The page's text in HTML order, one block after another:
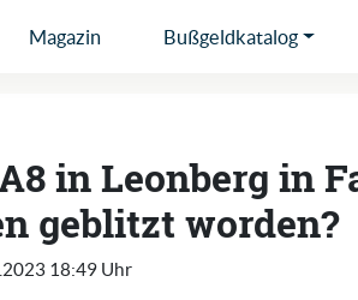
Magazin Bußgeldkatalog
in Leonberg in
geblitzt worden?
18:49 Uhr